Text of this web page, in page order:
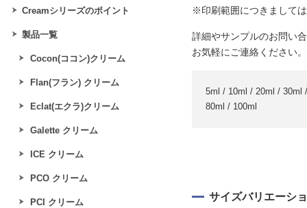
※印刷範囲につきまして
詳細やサンプルのお問い
お気軽にご連絡ください。
5ml / 10ml / 20ml / 30ml
80ml / 100ml
サイズバリエーシ
Creamシリーズのポイント
製品一覧
Cocon(ココン)クリーム
Flan(フラン) クリーム
Eclat(エクラ)クリーム
Galette クリーム
ICE クリーム
PCO クリーム
PCI クリーム